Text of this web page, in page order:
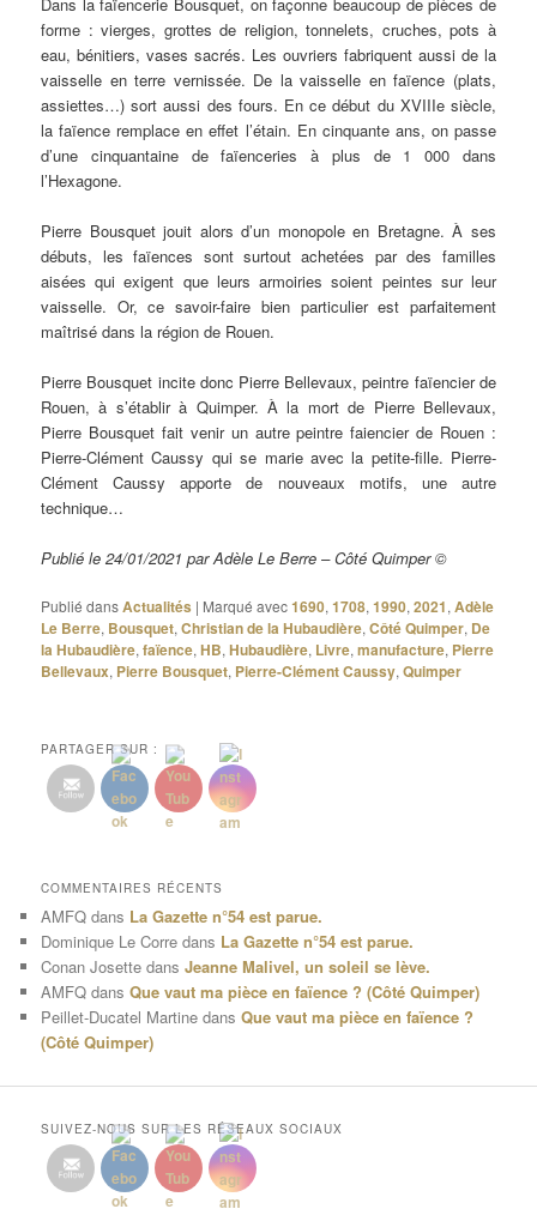
forme : vierges, grottes de religion, tonnelets, cruches, pots à
eau, bénitiers, vases sacrés. Les ouvriers fabriquent aussi de la
vaisselle en terre vernissée. De la vaisselle en faïence (plats,
assiettes…) sort aussi des fours. En ce début du XVIIIe siècle,
la faïence remplace en effet l’étain. En cinquante ans, on passe
d’une cinquantaine de faïenceries à plus de 1 000 dans
l’Hexagone.
Pierre Bousquet jouit alors d’un monopole en Bretagne. À ses
débuts, les faïences sont surtout achetées par des familles
aisées qui exigent que leurs armoiries soient peintes sur leur
vaisselle. Or, ce savoir-faire bien particulier est parfaitement
maîtrisé dans la région de Rouen.
Pierre Bousquet incite donc Pierre Bellevaux, peintre faïencier de
Rouen, à s’établir à Quimper. À la mort de Pierre Bellevaux,
Pierre Bousquet fait venir un autre peintre faiencier de Rouen :
Pierre-Clément Caussy qui se marie avec la petite-fille. Pierre-
Clément Caussy apporte de nouveaux motifs, une autre
technique…
Publié le 24/01/2021 par Adèle Le Berre – Côté Quimper ©
Publié dansActualités | Marqué avec1690,1708,1990,2021,Adèle
Le Berre, Bousquet,Christian de la Hubaudière,Côté Quimper, De
la Hubaudière,faïence,HB,Hubaudière, Livre,manufacture, Pierre
Bellevaux, Pierre Bousquet, Pierre-Clément Caussy,Quimper
PARTAGER SUR :
COMMENTAIRES RÉCENTS
AMFQ dans La Gazette n°54 est parue.
Dominique Le Corre dans La Gazette n°54 est parue.
Conan Josette dansJeanne Malivel, un soleil se lève.
AMFQ dansQue vaut ma pièce en faïence ? (Côté Quimper)
Peillet-Ducatel Martine dansQue vaut ma pièce en faïence ?
(Côté Quimper)
SUIVEZ-NOUS SUR LES RÉSEAUX SOCIAUX